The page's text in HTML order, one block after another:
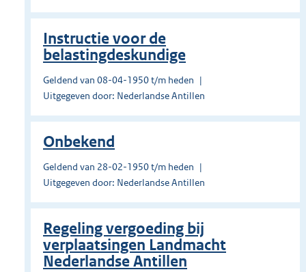
Instructie voor de
belastingdeskundige
Geldend van 08-04-1950 t/m heden
Uitgegeven door: Nederlandse Antillen
Onbekend
Geldend van 28-02-1950 t/m heden
Uitgegeven door: Nederlandse Antillen
Regeling vergoeding bij
verplaatsingen Landmacht
Nederlandse Antillen